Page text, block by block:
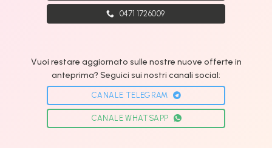
0471 1726009
Vuoi restare aggiornato sulle nostre nuove offerte in
anteprima? Seguici sui nostri canali social:
CANALE TELEGRAM
CANALE WHATSAPP